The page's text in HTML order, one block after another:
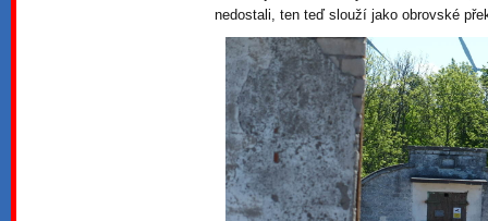
nedostali, ten teď slouží jako obrovské